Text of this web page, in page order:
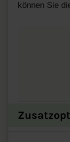
können Sie